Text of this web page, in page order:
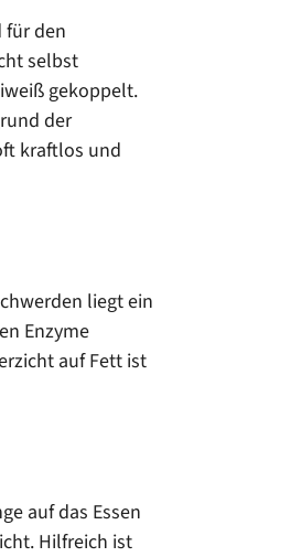
für den
selbst
gekoppelt.
der
kraftlos und
liegt ein
Enzyme
auf Fett ist
auf das Essen
Hilfreich ist